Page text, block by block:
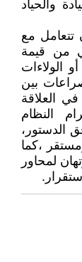
والحياد
تتعامل مع
من قيمة
الولاءات
بين
العلاقة
النظام
الدستور،
،كما
لمحاور